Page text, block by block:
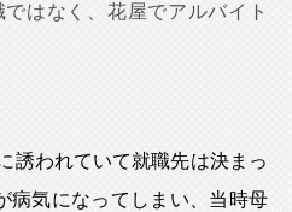
はなく、花屋でアルバイト
誘われていて就職先は決まっ
病気になってしまい、当時母